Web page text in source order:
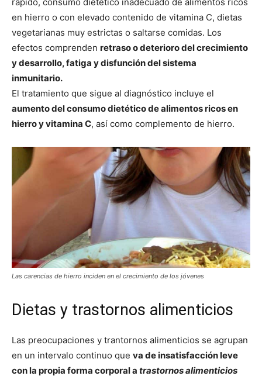
en hierro o con elevado contenido de vitamina C, dietas
vegetarianas muy estrictas o saltarse comidas. Los
efectos comprenden retraso o deterioro del crecimiento
y desarrollo, fatiga y disfunción del sistema
inmunitario.
El tratamiento que sigue al diagnóstico incluye el
aumento del consumo dietético de alimentos ricos en
hierro y vitamina C, así como complemento de hierro.
Las carencias de hierro inciden en el crecimiento de los jóvenes
Dietas y trastornos alimenticios
Las preocupaciones y trantornos alimenticios se agrupan
en un intervalo continuo que va de insatisfacción leve
con la propia forma corporal a trastornos alimenticios